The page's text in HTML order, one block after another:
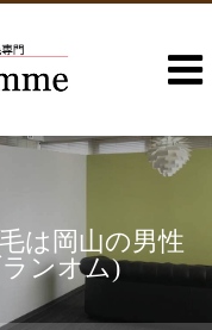
は岡山の男性
ランオム)